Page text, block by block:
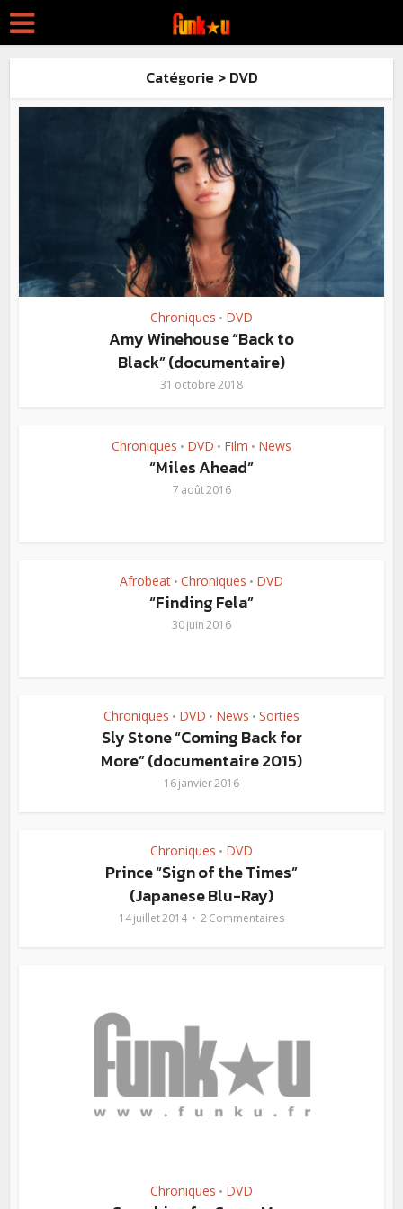
Catégorie > DVD
Chroniques • DVD
Amy Winehouse “Back to
Black” (documentaire)
31 octobre 2018
Chroniques • DVD • Film • News
“Miles Ahead”
7 août 2016
Afrobeat • Chroniques • DVD
“Finding Fela”
30 juin 2016
Chroniques • DVD • News • Sorties
Sly Stone “Coming Back for
More” (documentaire 2015)
16 janvier 2016
Chroniques • DVD
Prince “Sign of the Times”
(Japanese Blu-Ray)
14 juillet 2014 2 Commentaires
Chroniques • DVD